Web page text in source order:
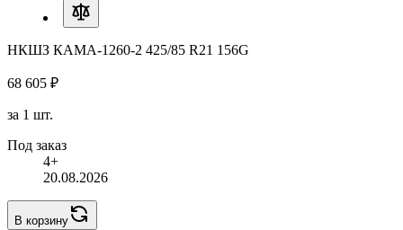
НКШЗ КАМА-1260-2 425/85 R21 156G
68 605 ₽
за 1 шт.
Под заказ
4+
20.08.2026
В корзину